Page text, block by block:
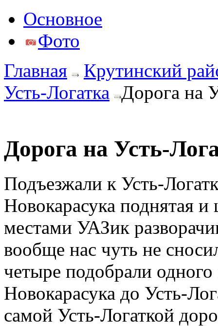
Основное
Фото
Главная
Крутинский
Усть-Логатка Дорога на
Дорога на Усть-
Подъезжали к Усть-
Новокарасука поднятая
местами УАЗик
вообще нас чуть не
четыре подобрали
Новокарасука до Усть-
самой Усть-Логаткой